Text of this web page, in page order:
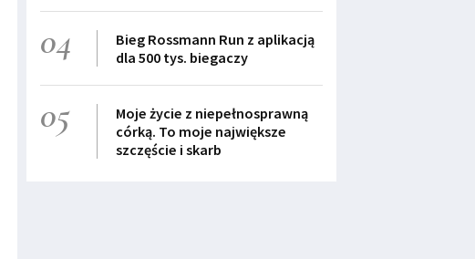
04
Bieg Rossmann Run z aplikacją
dla 500 tys. biegaczy
05
Moje życie z niepełnosprawną
córką. To moje największe
szczęście i skarb